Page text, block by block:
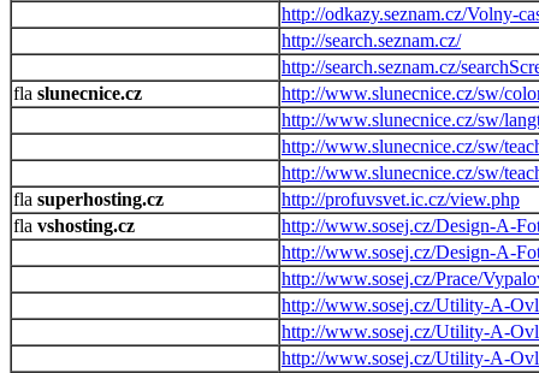
http://odkazy.seznam.cz/Volny-
http://search.seznam.cz/
http://search.seznam.cz/
slunecnice.cz
http://www.slunecnice.cz/sw/
http://www.slunecnice.cz/sw/
http://www.slunecnice.cz/sw/
http://www.slunecnice.cz/sw/
superhosting.cz
http://profuvsvet.ic.cz/view.php
vshosting.cz
http://www.sosej.cz/Design-A-
http://www.sosej.cz/Design-A-
http://www.sosej.cz/Prace/
http://www.sosej.cz/Utility-A-
http://www.sosej.cz/Utility-A-
http://www.sosej.cz/Utility-A-